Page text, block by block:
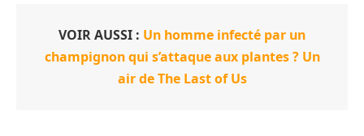
VOIR AUSSI : Un homme infecté par un
champignon qui s’attaque aux plantes ? Un
air de The Last of Us